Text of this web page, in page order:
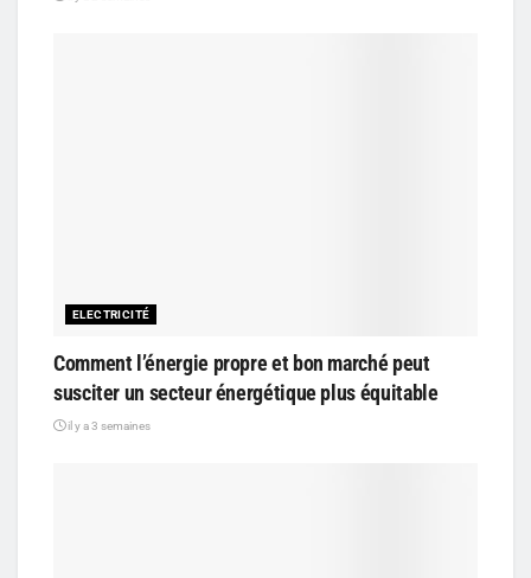
ELECTRICITÉ
Comment l’énergie propre et bon marché peut
susciter un secteur énergétique plus équitable
il y a 3 semaines